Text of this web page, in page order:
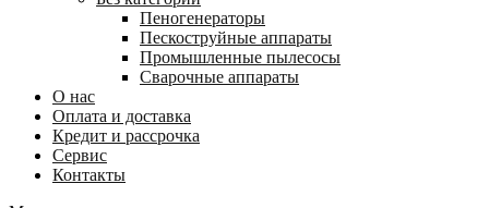
Пеногенераторы
Пескоструйные аппараты
Промышленные пылесосы
Сварочные аппараты
О нас
Оплата и доставка
Кредит и рассрочка
Сервис
Контакты